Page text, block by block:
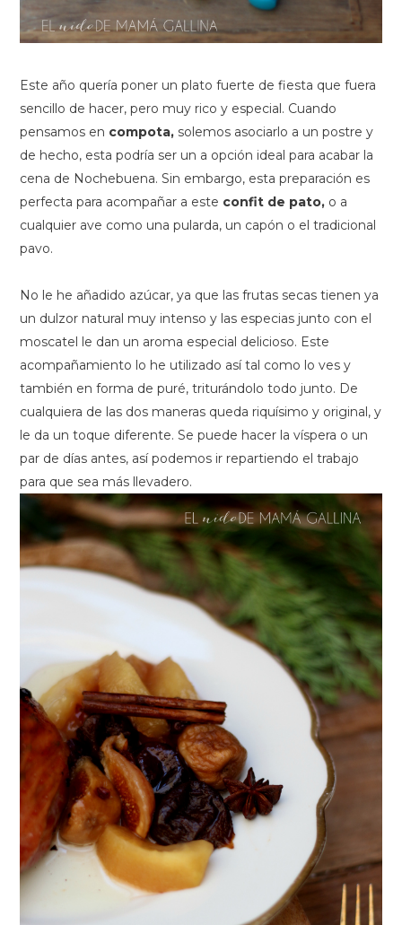
Este año quería poner un plato fuerte de fiesta que fuera
sencillo de hacer, pero muy rico y especial. Cuando
pensamos en compota, solemos asociarlo a un postre y
de hecho, esta podría ser un a opción ideal para acabar la
cena de Nochebuena. Sin embargo, esta preparación es
perfecta para acompañar a este confit de pato, o a
cualquier ave como una pularda, un capón o el tradicional
pavo.
No le he añadido azúcar, ya que las frutas secas tienen ya
un dulzor natural muy intenso y las especias junto con el
moscatel le dan un aroma especial delicioso. Este
acompañamiento lo he utilizado así tal como lo ves y
también en forma de puré, triturándolo todo junto. De
cualquiera de las dos maneras queda riquísimo y original, y
le da un toque diferente. Se puede hacer la víspera o un
par de días antes, así podemos ir repartiendo el trabajo
para que sea más llevadero.